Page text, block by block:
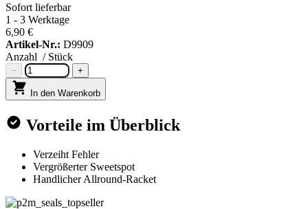
Sofort lieferbar
1 - 3 Werktage
6,90 €
Artikel-Nr.: D9909
Anzahl / Stück
− +
In den Warenkorb
Vorteile im Überblick
Verzeiht Fehler
Vergrößerter Sweetspot
Handlicher Allround-Racket